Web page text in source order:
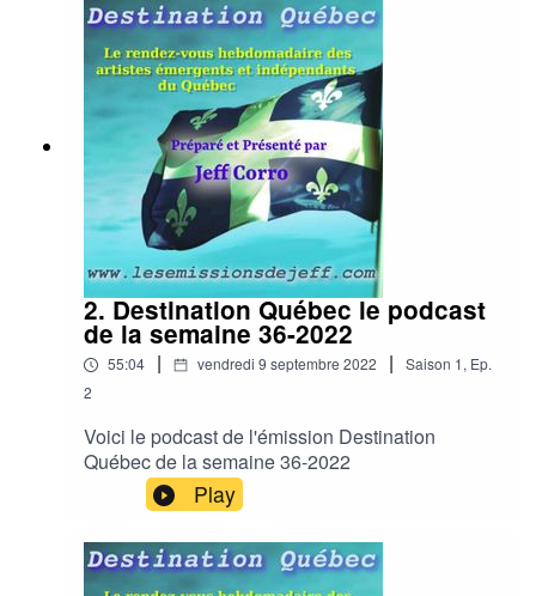
2. Destination Québec le podcast
de la semaine 36-2022
55:04 | vendredi 9 septembre 2022 | Saison 1, Ep.
2
Voici le podcast de l'émission Destination
Québec de la semaine 36-2022
Play